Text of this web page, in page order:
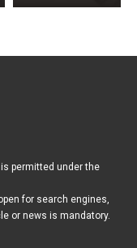
permitted under the
for search engines,
or news is mandatory.